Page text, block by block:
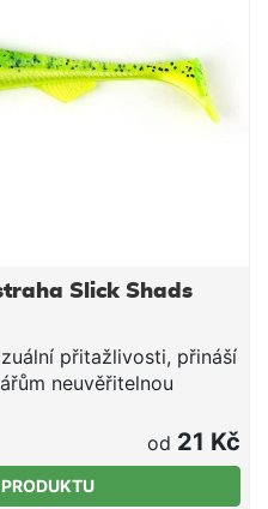
Slick Shads
přitažlivosti, přináší
neuvěřitelnou
nejefektivnějších
je na háček, hoďte do
od 21 Kč